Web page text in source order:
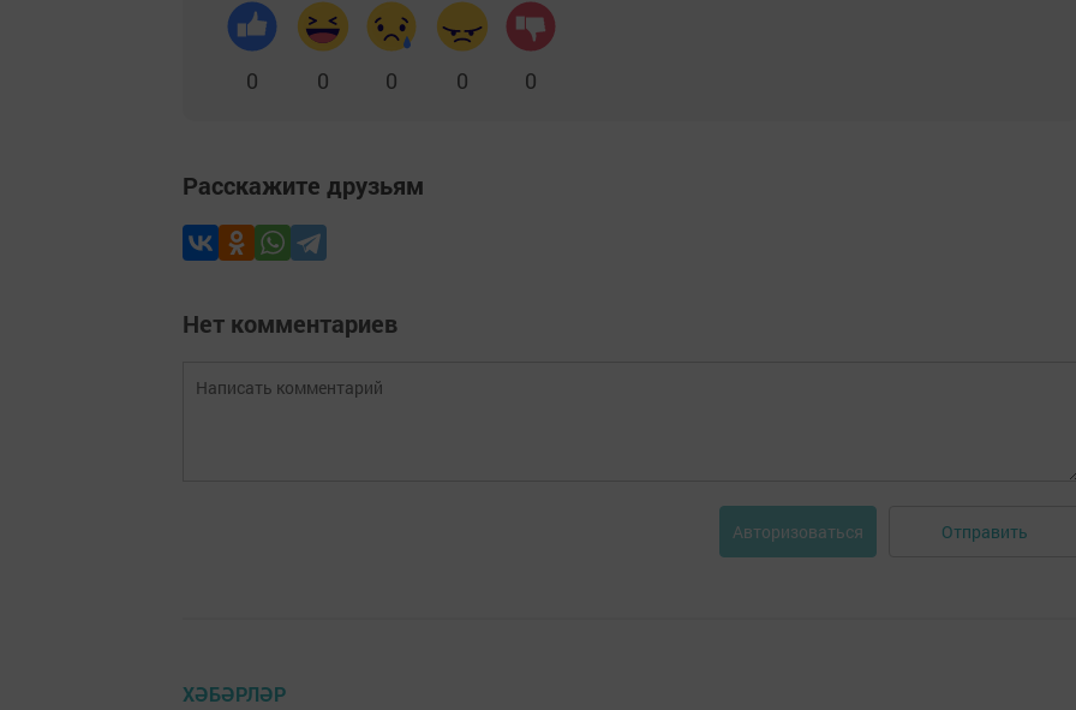
0 0 0 0 0
Расскажите друзьям
Нет комментариев
Авторизоваться Отправить
ХӘБӘРЛӘР